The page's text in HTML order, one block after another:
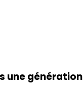
une génération